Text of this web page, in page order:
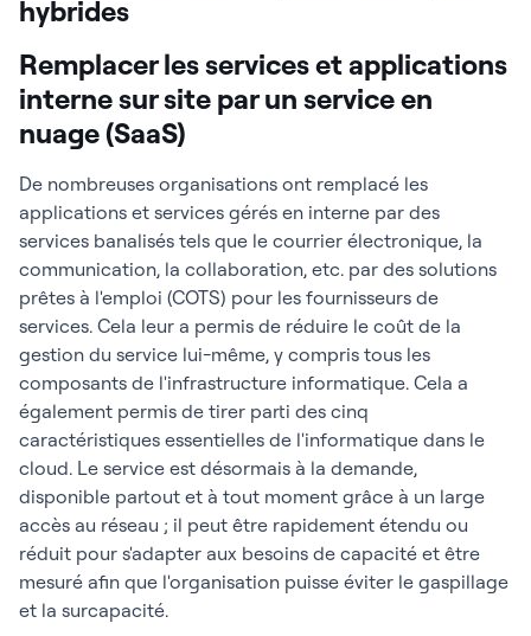
hybrides
Remplacer les services et applications
interne sur site par un service en
nuage (SaaS)
De nombreuses organisations ont remplacé les
applications et services gérés en interne par des
services banalisés tels que le courrier électronique, la
communication, la collaboration, etc. par des solutions
prêtes à l'emploi (COTS) pour les fournisseurs de
services. Cela leur a permis de réduire le coût de la
gestion du service lui-même, y compris tous les
composants de l'infrastructure informatique. Cela a
également permis de tirer parti des cinq
caractéristiques essentielles de l'informatique dans le
cloud. Le service est désormais à la demande,
disponible partout et à tout moment grâce à un large
accès au réseau ; il peut être rapidement étendu ou
réduit pour s'adapter aux besoins de capacité et être
mesuré afin que l'organisation puisse éviter le gaspillage
et la surcapacité.